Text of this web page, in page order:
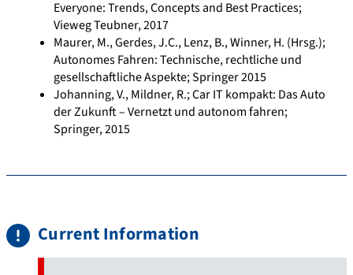
Everyone: Trends, Concepts and Best Practices;
Vieweg Teubner, 2017
Maurer, M., Gerdes, J.C., Lenz, B., Winner, H. (Hrsg.);
Autonomes Fahren: Technische, rechtliche und
gesellschaftliche Aspekte; Springer 2015
Johanning, V., Mildner, R.; Car IT kompakt: Das Auto
der Zukunft – Vernetzt und autonom fahren;
Springer, 2015
Current Information